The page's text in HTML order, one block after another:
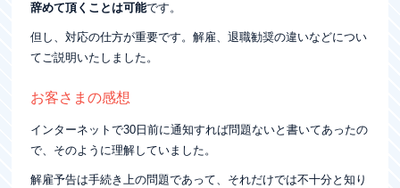
辞めて頂くことは可能です。
但し、対応の仕方が重要です。解雇、退職勧奨の違いなどについ
てご説明いたしました。
お客さまの感想
インターネットで30日前に通知すれば問題ないと書いてあったの
で、そのように理解していました。
解雇予告は手続き上の問題であって、それだけでは不十分と知り